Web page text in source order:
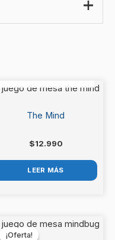
“Brass
una valoración.
The Mind
$12.990
LEER MÁS
¡Oferta!
¡Oferta!
El
precio
El
precio